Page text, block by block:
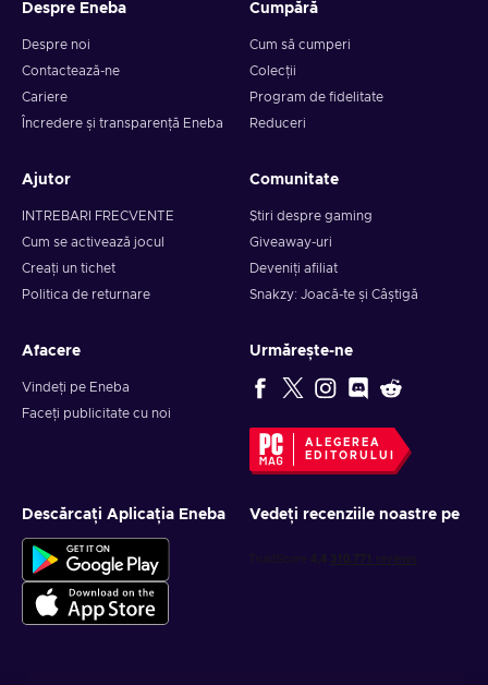
Despre Eneba
Despre noi
Contactează-ne
Cariere
Încredere și transparență Eneba
Cumpără
Cum să cumperi
Colecții
Program de fidelitate
Reduceri
Ajutor
INTREBARI FRECVENTE
Cum se activează jocul
Creați un tichet
Politica de returnare
Comunitate
Știri despre gaming
Giveaway-uri
Deveniți afiliat
Snakzy: Joacă-te și Câștigă
Afacere
Vindeți pe Eneba
Faceți publicitate cu noi
Urmărește-ne
ALEGEREA
EDITORULUI
Descărcați Aplicația Eneba Vedeți recenziile noastre pe